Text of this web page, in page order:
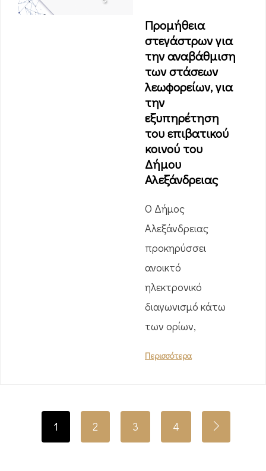
Προμήθεια
στεγάστρων για
την αναβάθμιση
των στάσεων
λεωφορείων, για
την
εξυπηρέτηση
του επιβατικού
κοινού του
Δήμου
Αλεξάνδρειας
Ο Δήμος
Αλεξάνδρειας
προκηρύσσει
ανοικτό
ηλεκτρονικό
διαγωνισμό κάτω
των ορίων,
Περισσότερα
1 2 3 4